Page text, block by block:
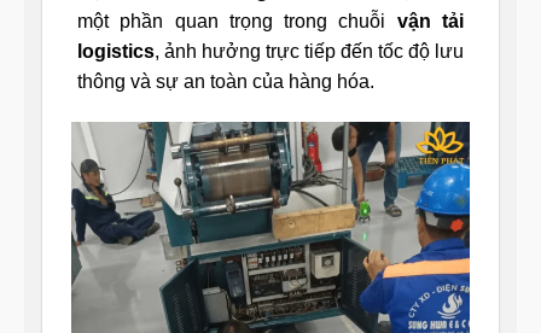
một phần quan trọng trong chuỗi vận tải
logistics, ảnh hưởng trực tiếp đến tốc độ lưu
thông và sự an toàn của hàng hóa.